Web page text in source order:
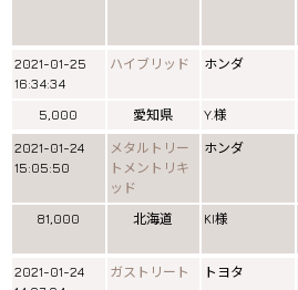
2021-01-25
16:34:34
ハイブリッド ホンダ
5,000 愛知県 Y.様
2021-01-24
15:05:50
メタルトリー
トメントリキ
ッド
ホンダ
81,000 北海道 KI様
2021-01-24
ガストリート トヨタ